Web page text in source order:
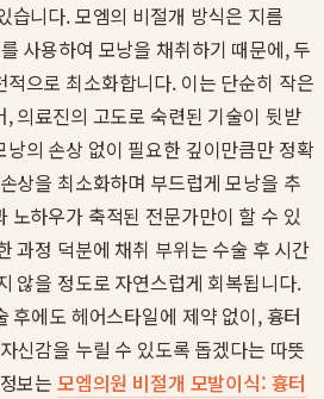
습니다. 모엠의 비절개 방식은 지름
사용하여 모낭을 채취하기 때문에, 두
으로 최소화합니다. 이는 단순히 작은
의료진의 고도로 숙련된 기술이 뒷받
의 손상 없이 필요한 깊이만큼만 정확
상을 최소화하며 부드럽게 모낭을 추
노하우가 축적된 전문가만이 할 수 있
과정 덕분에 채취 부위는 수술 후 시간
않을 정도로 자연스럽게 회복됩니다.
후에도 헤어스타일에 제약 없이, 흉터
신감을 누릴 수 있도록 돕겠다는 따뜻
보는 모엠의원 비절개 모발이식: 흉터